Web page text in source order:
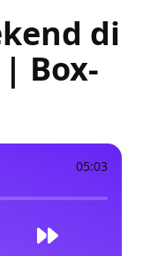
di
Box-
05:03